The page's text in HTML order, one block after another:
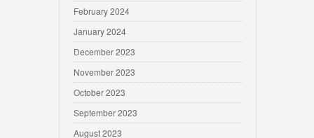
February 2024
January 2024
December 2023
November 2023
October 2023
September 2023
August 2023